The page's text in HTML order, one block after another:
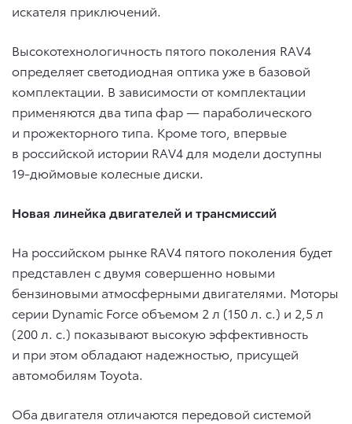
искателя приключений.
Высокотехнологичность пятого поколения RAV4
определяет светодиодная оптика уже в базовой
комплектации. В зависимости от комплектации
применяются два типа фар — параболического
и прожекторного типа. Кроме того, впервые
в российской истории RAV4 для модели доступны
19-дюймовые колесные диски.
Новая линейка двигателей и трансмиссий
На российском рынке RAV4 пятого поколения будет
представлен с двумя совершенно новыми
бензиновыми атмосферными двигателями. Моторы
серии Dynamic Force объемом 2 л (150 л. с.) и 2,5 л
(200 л. с.) показывают высокую эффективность
и при этом обладают надежностью, присущей
автомобилям Toyota.
Оба двигателя отличаются передовой системой